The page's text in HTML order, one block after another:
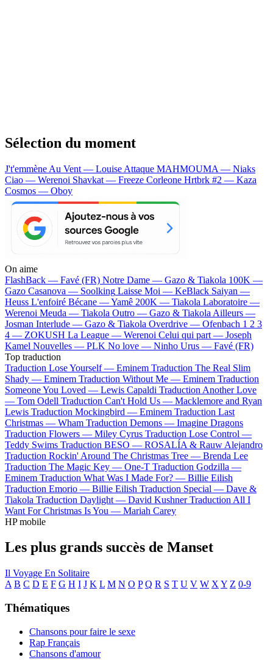
Sélection du moment
J't'emmène Au Vent — Louise Attaque MAHMOUMA — Niaks
Ciao — Werenoi Shavkat — Freeze Corleone Hrtbrk #2 — Kaza
Cosmos — Oboy
On aime
FlashBack — Favé (FR) Notre Dame — Gazo & Tiakola 100K —
Gazo Casanova — Soolking Laisse Moi — KeBlack Saiyan —
Heuss L'enfoiré Bécane —Yamê 200K — Tiakola Laboratoire —
Werenoi Meuda — Tiakola Outro — Gazo & Tiakola Ailleurs —
Josman Interlude — Gazo & Tiakola Overdrive — Ofenbach 1 2 3
4 — ZOKUSH La League — Werenoi Celui qui part — Joseph
Kamel Nouvelles — PLK No love — Ninho Urus — Favé (FR)
Top traduction
Traduction Lose Yourself — Eminem Traduction The Real Slim
Shady — Eminem Traduction Without Me — Eminem Traduction
Someone You Loved — Lewis Capaldi Traduction Another Love
— Tom Odell Traduction Can't Hold Us — Macklemore and Ryan
Lewis Traduction Mockingbird — Eminem Traduction Last
Christmas — Wham Traduction Demons — Imagine Dragons
Traduction Flowers — Miley Cyrus Traduction Lose Control —
Teddy Swims Traduction BESO — ROSALÍA & Rauw Alejandro
Traduction Rockin' Around The Christmas Tree — Brenda Lee
Traduction The Magic Key — One-T Traduction Godzilla —
Eminem Traduction What Was I Made For? — Billie Eilish
Traduction Emorio — Billie Eilish Traduction Special — Dave &
Tiakola Traduction Daylight — David Kushner Traduction All I
Want For Christmas Is You — Mariah Carey
HP mobile
Les plus grands succès de Manset
Il Voyage En Solitaire
A B C D E F G H I J K L M N O P Q R S T U V W X Y Z 0-9
Thématiques
Chansons pour faire le sexe
Rap Français
Chansons d'amour